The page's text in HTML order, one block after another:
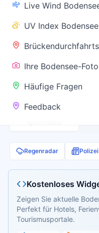
Live Wind
UV Index Bodensee
Ihre Bodensee-
Häufige Fragen
Feedback
Warnstatus
✅ Keine
Warnung
Regenradar
Kostenloses
Zeigen Sie aktuelle
Perfekt für Hotels,
Tourismusportale.